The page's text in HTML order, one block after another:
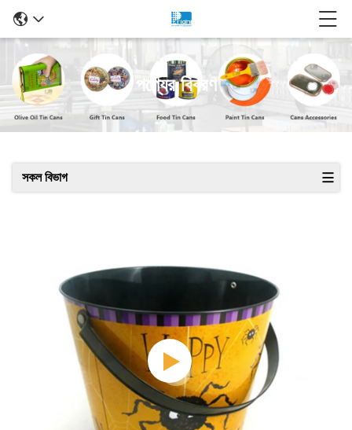
পণ্যের বিবরণ
সকল বিভাগ